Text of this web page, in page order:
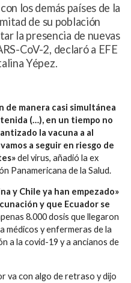
los demás países de la
de su población
la presencia de nuevas
CoV-2, declaró a EFE
Yépez.
de manera casi simultánea
(…), en un tiempo no
la vacuna a al
a seguir en riesgo de
del virus, añadió la ex
Panamericana de la Salud.
y Chile ya han empezado»
y que Ecuador se
8.000 dosis que llegaron
médicos y enfermeras de la
a la covid-19 y a ancianos de
va con algo de retraso y dijo